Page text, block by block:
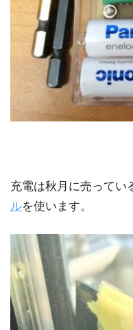
充電は秋月に売ってい
ルを使います。